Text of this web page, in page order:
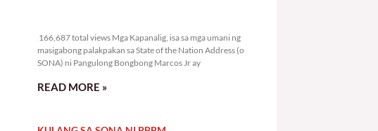
166,687 total views Mga Kapanalig, isa sa mga umani ng
masigabong palakpakan sa State of the Nation Address (o
SONA) ni Pangulong Bongbong Marcos Jr ay
READ MORE »